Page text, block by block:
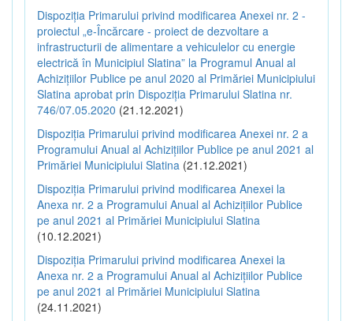
Dispoziția Primarului privind modificarea Anexei nr. 2 -
proiectul „e-Încărcare - proiect de dezvoltare a
infrastructurii de alimentare a vehiculelor cu energie
electrică în Municipiul Slatina” la Programul Anual al
Achizițiilor Publice pe anul 2020 al Primăriei Municipiului
Slatina aprobat prin Dispoziția Primarului Slatina nr.
746/07.05.2020 (21.12.2021)
Dispoziția Primarului privind modificarea Anexei nr. 2 a
Programului Anual al Achizițiilor Publice pe anul 2021 al
Primăriei Municipiului Slatina (21.12.2021)
Dispoziția Primarului privind modificarea Anexei la
Anexa nr. 2 a Programului Anual al Achizițiilor Publice
pe anul 2021 al Primăriei Municipiului Slatina
(10.12.2021)
Dispoziția Primarului privind modificarea Anexei la
Anexa nr. 2 a Programului Anual al Achizițiilor Publice
pe anul 2021 al Primăriei Municipiului Slatina
(24.11.2021)